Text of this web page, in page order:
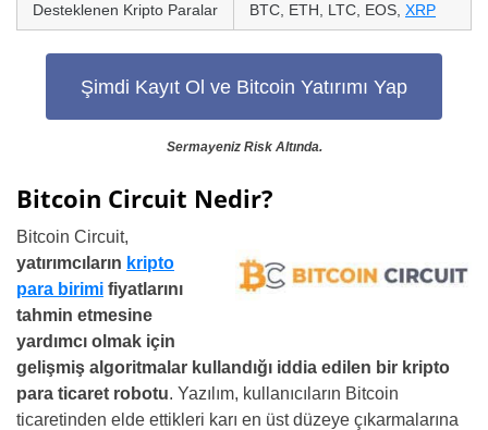
Desteklenen Kripto Paralar BTC, ETH, LTC, EOS, XRP
Şimdi Kayıt Ol ve Bitcoin Yatırımı Yap
Sermayeniz Risk Altında.
Bitcoin Circuit Nedir?
Bitcoin Circuit,
yatırımcıların kripto
para birimi fiyatlarını
tahmin etmesine
yardımcı olmak için
gelişmiş algoritmalar kullandığı iddia edilen bir kripto
para ticaret robotu. Yazılım, kullanıcıların Bitcoin
ticaretinden elde ettikleri karı en üst düzeye çıkarmalarına